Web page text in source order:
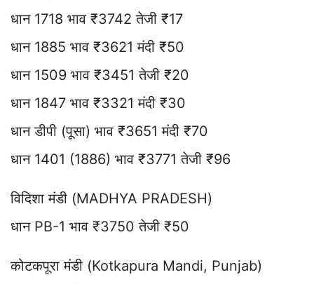
धान 1718 भाव ₹3742 तेजी ₹17
धान 1885 भाव ₹3621 मंदी ₹50
धान 1509 भाव ₹3451 तेजी ₹20
धान 1847 भाव ₹3321 मंदी ₹30
धान डीपी (पूसा) भाव ₹3651 मंदी ₹70
धान 1401 (1886) भाव ₹3771 तेजी ₹96
विदिशा मंडी (MADHYA PRADESH)
धान PB-1 भाव ₹3750 तेजी ₹50
कोटकपूरा मंडी (Kotkapura Mandi, Punjab)